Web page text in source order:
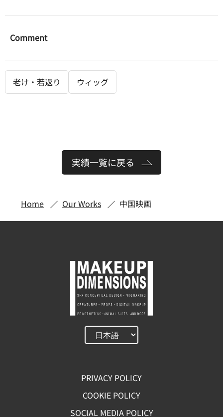
Comment
老け・若返り ウィッグ
実績一覧に戻る
Home Our Works 中国映画
PRIVACY POLICY
COOKIE POLICY
SOCIAL MEDIA POLICY